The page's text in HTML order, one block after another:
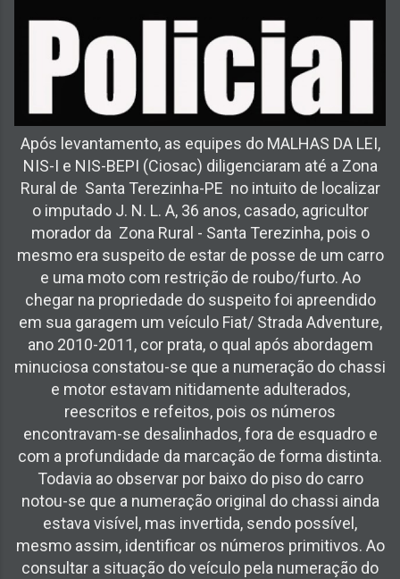
Após levantamento, as equipes do MALHAS DA LEI,
NIS-I e NIS-BEPI (Ciosac) diligenciaram até a Zona
Rural de Santa Terezinha-PE no intuito de localizar
o imputado J. N. L. A, 36 anos, casado, agricultor
morador da Zona Rural - Santa Terezinha, pois o
mesmo era suspeito de estar de posse de um carro
e uma moto com restrição de roubo/furto. Ao
chegar na propriedade do suspeito foi apreendido
em sua garagem um veículo Fiat/ Strada Adventure,
ano 2010-2011, cor prata, o qual após abordagem
minuciosa constatou-se que a numeração do chassi
e motor estavam nitidamente adulterados,
reescritos e refeitos, pois os números
encontravam-se desalinhados, fora de esquadro e
com a profundidade da marcação de forma distinta.
Todavia ao observar por baixo do piso do carro
notou-se que a numeração original do chassi ainda
estava visível, mas invertida, sendo possível,
mesmo assim, identificar os números primitivos. Ao
consultar a situação do veículo pela numeração do